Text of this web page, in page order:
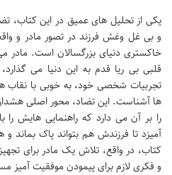
یکی از تحلیل های عمیق در این کتاب،
و بی غل وغش فرزند در تصور مادر و
خاکستری دنیای بزرگسالان است. مادر
قلبی بی ریا قدم به این دنیا می
تجربیات شخصی خود، به خوبی با نقاب
ها آشناست. این تضاد، محور اصلی
را بر آن می دارد که راهنمایی هایش را
آمیزد تا فرزندش هم بتواند پاک بماند
کتاب، در واقع، تلاش یک مادر برای
و فکری لازم برای پیمودن موفقیت آمیز